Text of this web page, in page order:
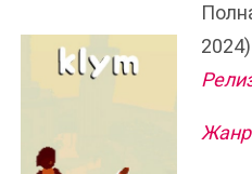
2024)